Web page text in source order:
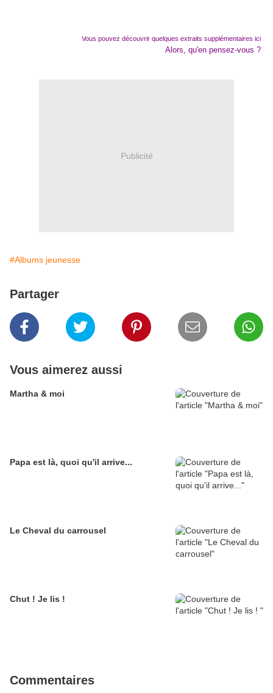
Vous pouvez découvrir quelques extraits supplémentaires ici
Alors, qu'en pensez-vous ?
Publicité
#Albums jeunesse
Partager
Vous aimerez aussi
Martha & moi
Papa est là, quoi qu'il arrive...
Le Cheval du carrousel
Chut ! Je lis !
Commentaires